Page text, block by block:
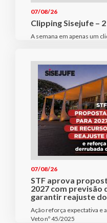
07/08/26
Clipping Sisejufe –
A semana em apenas um
07/08/26
STF aprova
2027 com previsão
garantir reajuste
Ação reforça expectativa e
Veto nº 45/2025